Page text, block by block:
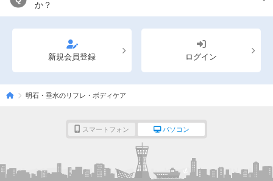
か？
新規会員登録 ログイン
明石・垂水のリフレ・ボディケア
スマートフォン パソコン